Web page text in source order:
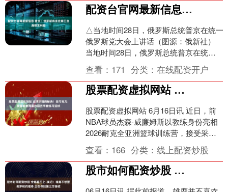
配资台官网最新信息 普京：俄罗斯将坚定捍卫自身根本利益
△当地时间28日，俄罗斯总统普京在统一
俄罗斯党大会上讲话（图源：俄新社）
当地时间28日，俄罗斯总统普京在统一
俄罗斯党大会上表示，目前俄罗斯正处
于命运攸关之际，....
查看： 171 分类：在线配资开户
股票配资虚拟网站 运球华丽的秘诀！白巧克力：我曾戴着厚重的园艺手套练习运球
股票配资虚拟网站 6月16日讯 近日，前
NBA球员杰森·威廉姆斯以教练身份亮相
2026耐克全亚洲篮球训练营，接受采访
时，谈到了自己戴手套练运球。 主持
人：“你多....
查看： 166 分类：线上配资炒股
股市如何配资炒股 全都看不上~美记：雄鹿不想要希罗和约维奇 正在寻找第三方接收